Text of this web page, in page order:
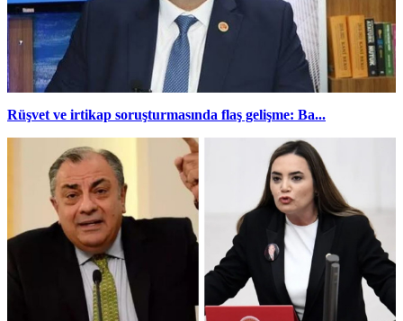
Rüşvet ve irtikap soruşturmasında flaş gelişme: Ba...